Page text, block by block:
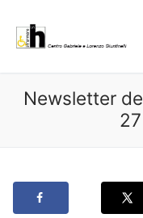
contenuto
Newsletter